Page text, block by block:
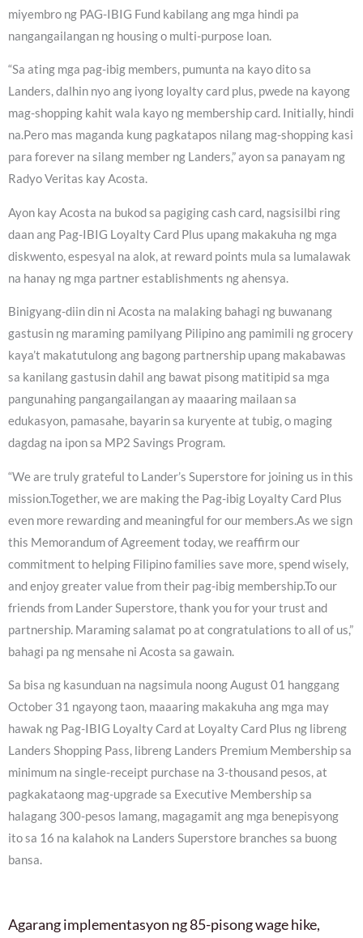
miyembro ng PAG-IBIG Fund kabilang ang mga hindi pa
nangangailangan ng housing o multi-purpose loan.
“Sa ating mga pag-ibig members, pumunta na kayo dito sa
Landers, dalhin nyo ang iyong loyalty card plus, pwede na kayong
mag-shopping kahit wala kayo ng membership card. Initially, hindi
na.Pero mas maganda kung pagkatapos nilang mag-shopping kasi
para forever na silang member ng Landers,” ayon sa panayam ng
Radyo Veritas kay Acosta.
Ayon kay Acosta na bukod sa pagiging cash card, nagsisilbi ring
daan ang Pag-IBIG Loyalty Card Plus upang makakuha ng mga
diskwento, espesyal na alok, at reward points mula sa lumalawak
na hanay ng mga partner establishments ng ahensya.
Binigyang-diin din ni Acosta na malaking bahagi ng buwanang
gastusin ng maraming pamilyang Pilipino ang pamimili ng grocery
kaya’t makatutulong ang bagong partnership upang makabawas
sa kanilang gastusin dahil ang bawat pisong matitipid sa mga
pangunahing pangangailangan ay maaaring mailaan sa
edukasyon, pamasahe, bayarin sa kuryente at tubig, o maging
dagdag na ipon sa MP2 Savings Program.
“We are truly grateful to Lander’s Superstore for joining us in this
mission.Together, we are making the Pag-ibig Loyalty Card Plus
even more rewarding and meaningful for our members.As we sign
this Memorandum of Agreement today, we reaffirm our
commitment to helping Filipino families save more, spend wisely,
and enjoy greater value from their pag-ibig membership.To our
friends from Lander Superstore, thank you for your trust and
partnership. Maraming salamat po at congratulations to all of us,”
bahagi pa ng mensahe ni Acosta sa gawain.
Sa bisa ng kasunduan na nagsimula noong August 01 hanggang
October 31 ngayong taon, maaaring makakuha ang mga may
hawak ng Pag-IBIG Loyalty Card at Loyalty Card Plus ng libreng
Landers Shopping Pass, libreng Landers Premium Membership sa
minimum na single-receipt purchase na 3-thousand pesos, at
pagkakataong mag-upgrade sa Executive Membership sa
halagang 300-pesos lamang, magagamit ang mga benepisyong
ito sa 16 na kalahok na Landers Superstore branches sa buong
bansa.
Agarang implementasyon ng 85-pisong wage hike,